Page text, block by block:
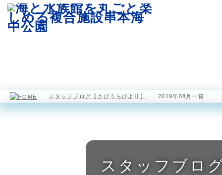
スタッフブログ【さびうらびより】 2019年08月一覧
スタッフブロ